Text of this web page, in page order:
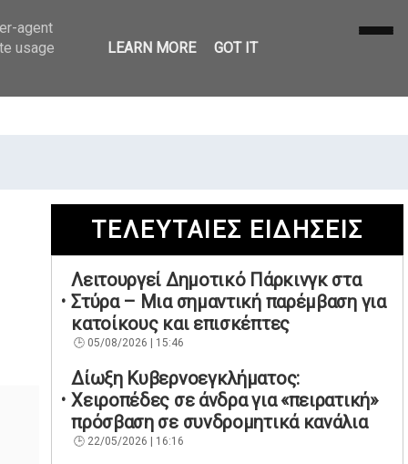
ΤΕΛΕΥΤΑΙΕΣ ΕΙΔΗΣΕΙΣ
Λειτουργεί Δημοτικό Πάρκινγκ στα
Στύρα – Μια σημαντική παρέμβαση για
κατοίκους και επισκέπτες
05/08/2026 | 15:46
Δίωξη Κυβερνοεγκλήματος:
Χειροπέδες σε άνδρα για «πειρατική»
πρόσβαση σε συνδρομητικά κανάλια
22/05/2026 | 16:16
agent
usage
LEARN MORE GOT IT